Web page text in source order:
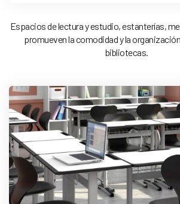
Espacios de lectura y estudio, estanterías,
promueven la comodidad y la
bibliotecas.